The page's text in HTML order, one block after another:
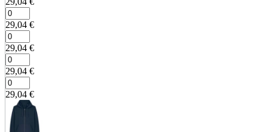
29,04 €
29,04 €
29,04 €
29,04 €